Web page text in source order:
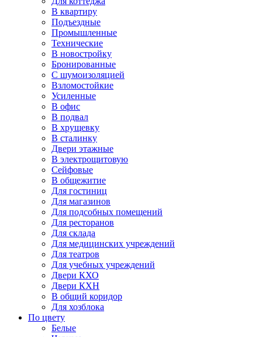
В квартиру
Подъездные
Промышленные
Технические
В новостройку
Бронированные
С шумоизоляцией
Взломостойкие
Усиленные
В офис
В подвал
В хрущевку
В сталинку
Двери этажные
В электрощитовую
Сейфовые
В общежитие
Для гостиниц
Для магазинов
Для подсобных помещений
Для ресторанов
Для склада
Для медицинских учреждений
Для театров
Для учебных учреждений
Двери КХО
Двери КХН
В общий коридор
Для хозблока
По цвету
Белые